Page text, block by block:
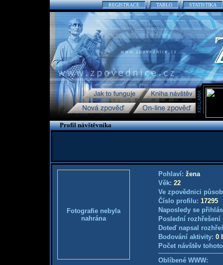
REGISTRACE TABLO STATISTIKA
Profil návštěvníka
Fotografie nebyla
nahrána
Pohlaví: žena
Věk: 22
Ve zpovědnici
Číslo profilu: 17295
Naposledy se
Poslední
Doteď napsal
Bodování aktivity: 0
Počet návštěv
Oblíbené WWW: